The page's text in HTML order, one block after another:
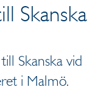
Skanska
Skanska vid
i Malmö.